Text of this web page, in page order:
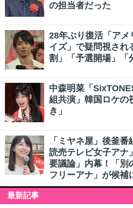
の担当者だった
28年ぶり復活「アメ
イズ」で疑問視され
割」「予選開場」「
中森明菜「
組共演」韓国ロケの
き」
「ミヤネ屋」後釜
読売テレビ女子アナ
要議論」内幕！「別
フリーアナ」が候補
最新記事